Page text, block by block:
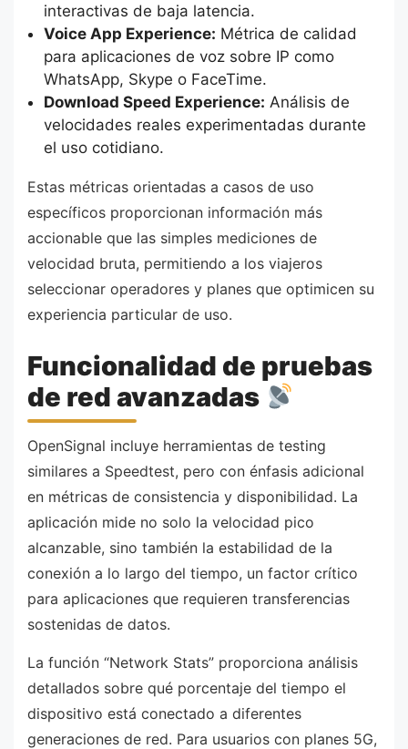
interactivas de baja latencia.
Voice App Experience: Métrica de calidad
para aplicaciones de voz sobre IP como
WhatsApp, Skype o FaceTime.
Download Speed Experience: Análisis de
velocidades reales experimentadas durante
el uso cotidiano.
Estas métricas orientadas a casos de uso
específicos proporcionan información más
accionable que las simples mediciones de
velocidad bruta, permitiendo a los viajeros
seleccionar operadores y planes que optimicen su
experiencia particular de uso.
Funcionalidad de pruebas
de red avanzadas
OpenSignal incluye herramientas de testing
similares a Speedtest, pero con énfasis adicional
en métricas de consistencia y disponibilidad. La
aplicación mide no solo la velocidad pico
alcanzable, sino también la estabilidad de la
conexión a lo largo del tiempo, un factor crítico
para aplicaciones que requieren transferencias
sostenidas de datos.
La función “Network Stats” proporciona análisis
detallados sobre qué porcentaje del tiempo el
dispositivo está conectado a diferentes
generaciones de red. Para usuarios con planes 5G,